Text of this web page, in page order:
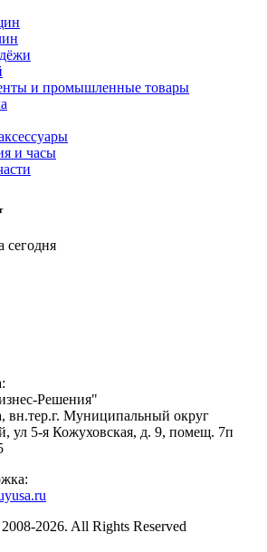
и промышленные товары
и часы
сегодня
Решения"
вн.тер.г. Муниципальный округ
ул 5-я Кожуховская, д. 9, помещ. 7п
2026. All Rights Reserved